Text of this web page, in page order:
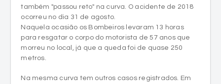
também "passou reto" na curva. O acidente de 2018
ocorreu no dia 31 de agosto.
Naquela ocasião os Bombeiros levaram 13 horas
para resgatar o corpo do motorista de 57 anos que
morreu no local, já que a queda foi de quase 250
metros.
Na mesma curva tem outros casos registrados. Em